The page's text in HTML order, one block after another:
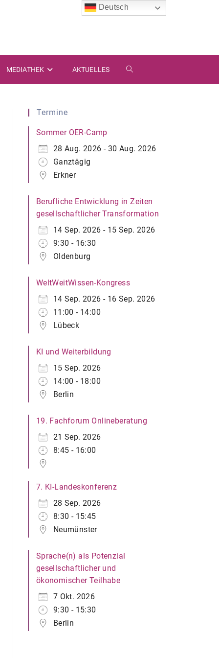
MEDIATHEK AKTUELLES WEBSITE-
Termine
Sommer OER-Camp
28 Aug. 2026 - 30 Aug. 2026
Ganztägig
Erkner
Berufliche Entwicklung in Zeiten
gesellschaftlicher Transformation
14 Sep. 2026 - 15 Sep. 2026
9:30 - 16:30
Oldenburg
WeltWeitWissen-Kongress
14 Sep. 2026 - 16 Sep. 2026
11:00 - 14:00
Lübeck
KI und Weiterbildung
15 Sep. 2026
14:00 - 18:00
Berlin
19. Fachforum Onlineberatung
21 Sep. 2026
8:45 - 16:00
7. KI-Landeskonferenz
28 Sep. 2026
8:30 - 15:45
Neumünster
Sprache(n) als Potenzial
gesellschaftlicher und
ökonomischer Teilhabe
7 Okt. 2026
9:30 - 15:30
Berlin
Deutsch